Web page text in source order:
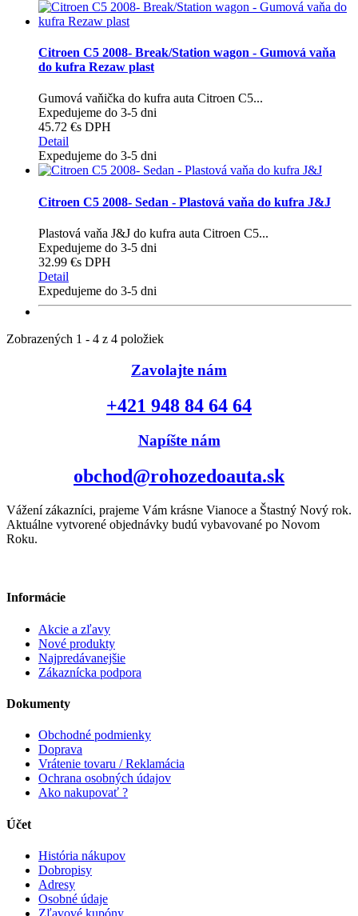
Citroen C5 2008- Break/Station wagon - Gumová vaňa
do kufra Rezaw plast
Gumová vaňička do kufra auta Citroen C5...
Expedujeme do 3-5 dni
45.72 €s DPH
Detail
Expedujeme do 3-5 dni
Citroen C5 2008- Sedan - Plastová vaňa do kufra J&J
Plastová vaňa J&J do kufra auta Citroen C5...
Expedujeme do 3-5 dni
32.99 €s DPH
Detail
Expedujeme do 3-5 dni
Zobrazených 1 - 4 z 4 položiek
Zavolajte nám
+421 948 84 64 64
Napíšte nám
obchod@rohozedoauta.sk
Vážení zákazníci, prajeme Vám krásne Vianoce a Štastný Nový rok.
Aktuálne vytvorené objednávky budú vybavované po Novom
Roku.
Informácie
Akcie a zľavy
Nové produkty
Najpredávanejšie
Zákaznícka podpora
Dokumenty
Obchodné podmienky
Doprava
Vrátenie tovaru / Reklamácia
Ochrana osobných údajov
Ako nakupovať ?
Účet
História nákupov
Dobropisy
Adresy
Osobné údaje
Zľavové kupóny